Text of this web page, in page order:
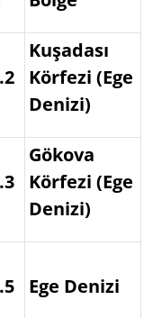
Kuşadası
Körfezi (Ege
Denizi)
Gökova
Körfezi (Ege
Denizi)
Ege Denizi